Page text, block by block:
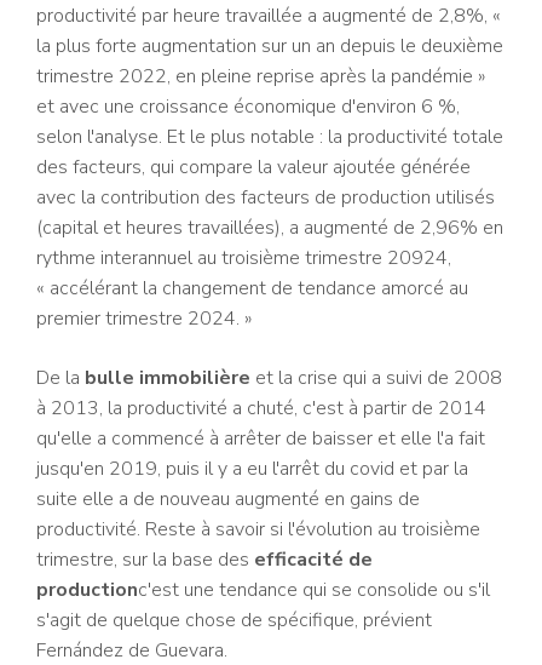
productivité par heure travaillée a augmenté de 2,8%, «
la plus forte augmentation sur un an depuis le deuxième
trimestre 2022, en pleine reprise après la pandémie »
et avec une croissance économique d'environ 6 %,
selon l'analyse. Et le plus notable : la productivité totale
des facteurs, qui compare la valeur ajoutée générée
avec la contribution des facteurs de production utilisés
(capital et heures travaillées), a augmenté de 2,96% en
rythme interannuel au troisième trimestre 20924,
« accélérant la changement de tendance amorcé au
premier trimestre 2024. »
De la bulle immobilière et la crise qui a suivi de 2008
à 2013, la productivité a chuté, c'est à partir de 2014
qu'elle a commencé à arrêter de baisser et elle l'a fait
jusqu'en 2019, puis il y a eu l'arrêt du covid et par la
suite elle a de nouveau augmenté en gains de
productivité. Reste à savoir si l'évolution au troisième
trimestre, sur la base des efficacité de
productionc'est une tendance qui se consolide ou s'il
s'agit de quelque chose de spécifique, prévient
Fernández de Guevara.